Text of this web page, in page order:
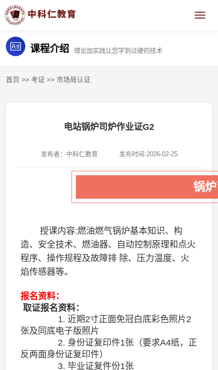
课程介绍 理论加实践让您学到过硬的技术
首页 >> 考证 >> 市场局认证
电站锅炉司炉作业证G2
发布者：中科仁教育 发布时间:2026-02-25
锅
授课内容:燃油燃气锅炉基本知识、构
造、安全技术、燃油器、自动控制原理和点火
程序、操作规程及故障排 除、压力温度、火
焰传感器等。
报名资料：
取证报名资料：
1. 近期2寸正面免冠白底彩色照片2
张及同底电子版照片
2. 身份证复印件1张（要求A4纸，正
反两面身份证复印件）
3. 毕业证复件份1张